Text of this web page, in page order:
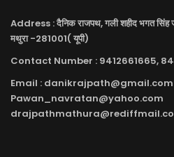
Address : दैनिक राजपथ, गली शहीद भगत
मथुरा -281001( यूपी)
Contact Number : 9412661665,
Email : danikrajpath@gmail.com
Pawan_navratan@yahoo.com